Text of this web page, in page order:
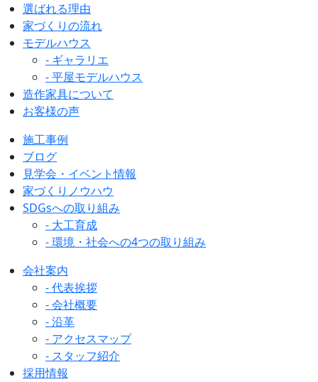
選ばれる理由
家づくりの流れ
モデルハウス
- ギャラリエ
- 平屋モデルハウス
造作家具について
お客様の声
施工事例
ブログ
見学会・イベント情報
家づくりノウハウ
SDGsへの取り組み
- 大工育成
- 環境・社会への4つの取り組み
会社案内
- 代表挨拶
- 会社概要
- 沿革
- アクセスマップ
- スタッフ紹介
採用情報